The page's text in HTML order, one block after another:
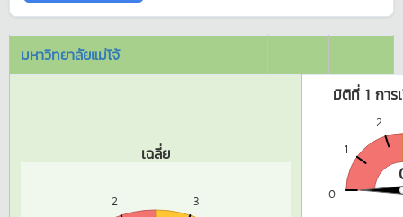
มหาวิทยาลัยแม่โจ้
เฉลี่ย
2 3
มิติที่ 1 การ
0
1
2